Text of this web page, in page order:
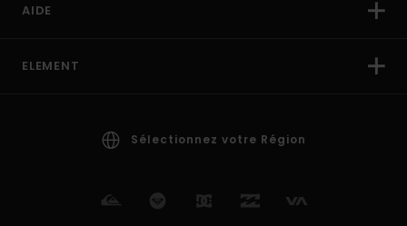
AIDE
ELEMENT
Sélectionnez votre Région